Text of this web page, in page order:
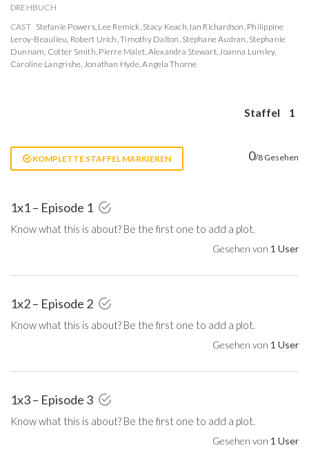
DREHBUCH
CAST Stefanie Powers, Lee Remick, Stacy Keach, Ian Richardson, Philippine
Leroy-Beaulieu, Robert Urich,Timothy Dalton, Stéphane Audran, Stephanie
Dunnam, Cotter Smith, Pierre Malet, Alexandra Stewart,Joanna Lumley,
Caroline Langrishe, Jonathan Hyde,Angela Thorne
Staffel 1
KOMPLETTE STAFFEL MARKIEREN 0/8 Gesehen
1x1 – Episode 1
Know what this is about? Be the first one to add a plot.
Gesehen von 1 User
1x2 – Episode 2
Know what this is about? Be the first one to add a plot.
Gesehen von 1 User
1x3 – Episode 3
Know what this is about? Be the first one to add a plot.
Gesehen von 1 User